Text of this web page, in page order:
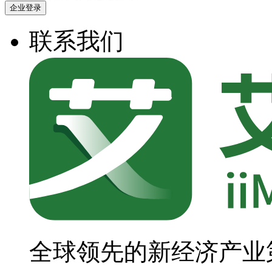
企业登录
联系我们
全球领先的新经济产